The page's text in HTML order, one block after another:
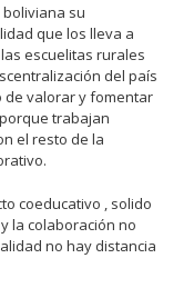
su
que los lleva a
escuelitas rurales
del país
de valorar y fomentar
trabajan
el resto de la
coeducativo , solido
la colaboración no
no hay distancia